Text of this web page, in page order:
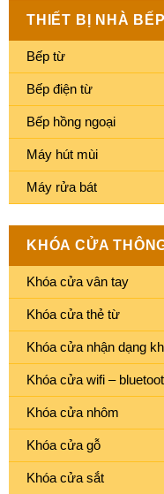
THIẾT BỊ NHÀ BẾP
Bếp từ
Bếp điện từ
Bếp hồng ngoại
Máy hút mùi
Máy rửa bát
KHÓA CỬA
Khóa cửa vân tay
Khóa cửa thẻ từ
Khóa cửa nhận dạng
Khóa cửa wifi –
Khóa cửa nhôm
Khóa cửa gỗ
Khóa cửa sắt